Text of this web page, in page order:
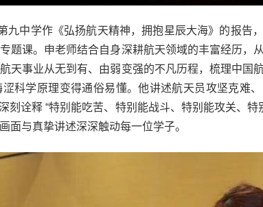
九中学作《弘扬航天精神，拥抱星辰大海》的报告
题课。申老师结合自身深耕航天领域的丰富经历，
天事业从无到有、由弱变强的不凡历程，梳理中国
科学原理变得通俗易懂。他讲述航天员攻坚克难
刻诠释 “特别能吃苦、特别能战斗、特别能攻关、特
面与真挚讲述深深触动每一位学子。